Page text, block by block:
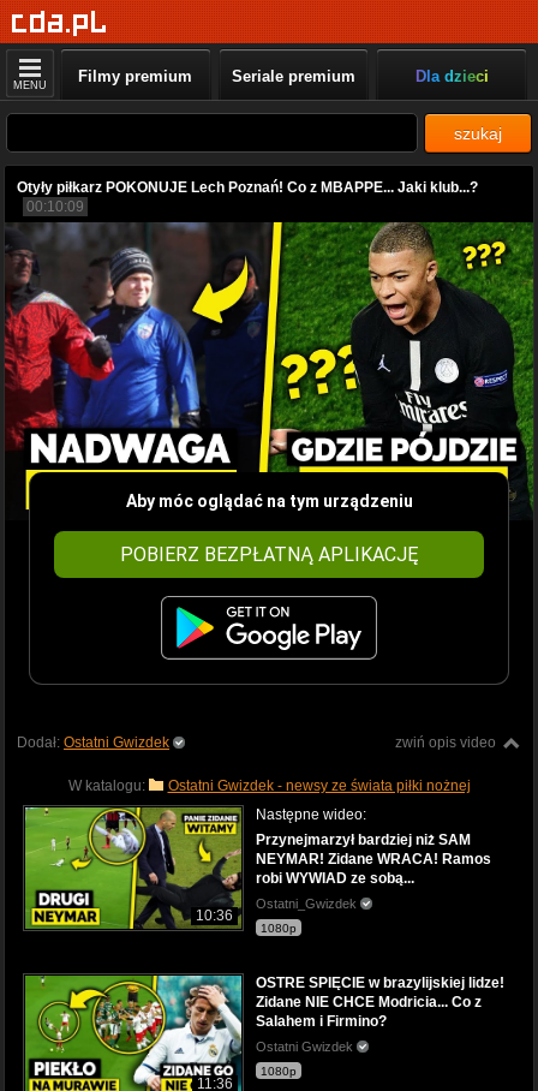
MENU Filmy premium Seriale premium Dla dzieci
szukaj
Otyły piłkarz POKONUJE Lech Poznań! Co z MBAPPE... Jaki klub...?
00:10:09
Aby móc oglądać na tym urządzeniu
POBIERZ BEZPŁATNĄ APLIKACJĘ
zwiń opis video
Dodał: Ostatni Gwizdek
W katalogu: Ostatni Gwizdek - newsy ze świata piłki nożnej
10:36
Następne wideo:
Przynejmarzył bardziej niż SAM
NEYMAR! Zidane WRACA! Ramos
robi WYWIAD ze sobą...
Ostatni_Gwizdek
1080p
11:36
OSTRE SPIĘCIE w brazylijskiej lidze!
Zidane NIE CHCE Modricia... Co z
Salahem i Firmino?
Ostatni Gwizdek
1080p